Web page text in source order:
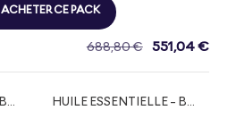
ACHETER CE PACK
688,80 € 551,04 €
HUILE ESSENTIELLE - BASILIC TROPICAL BIO HUILE ESSENTIELLE - BOLDO